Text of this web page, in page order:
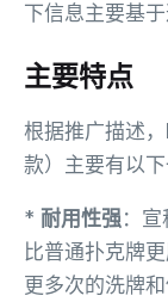
下信息主要基
主要特点
根据推广描述
款）主要有以下
* 耐用性强：宣
比普通扑克牌
更多次的洗牌